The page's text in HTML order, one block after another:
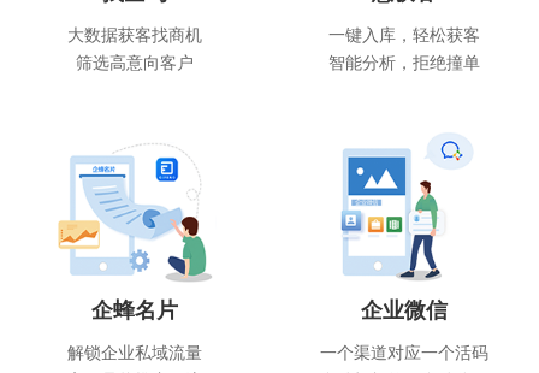
大数据获客找商机
筛选高意向客户
一键入库，轻松获客
智能分析，拒绝撞单
企蜂名片
解锁企业私域流量
企业微信
一个渠道对应一个活码